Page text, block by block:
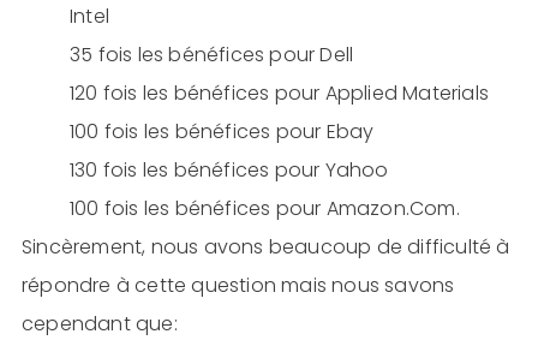
Intel
35 fois les bénéfices pour Dell
120 fois les bénéfices pour Applied Materials
100 fois les bénéfices pour Ebay
130 fois les bénéfices pour Yahoo
100 fois les bénéfices pour Amazon.Com.
Sincèrement, nous avons beaucoup de difficulté à
répondre à cette question mais nous savons
cependant que: